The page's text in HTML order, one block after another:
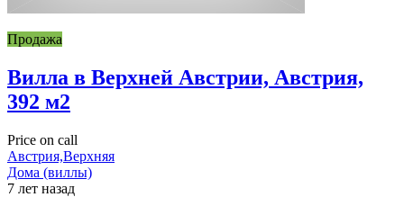
Продажа
Вилла в Верхней Австрии, Австрия,
392 м2
Price on call
Австрия,Верхняя
Дома (виллы)
7 лет назад